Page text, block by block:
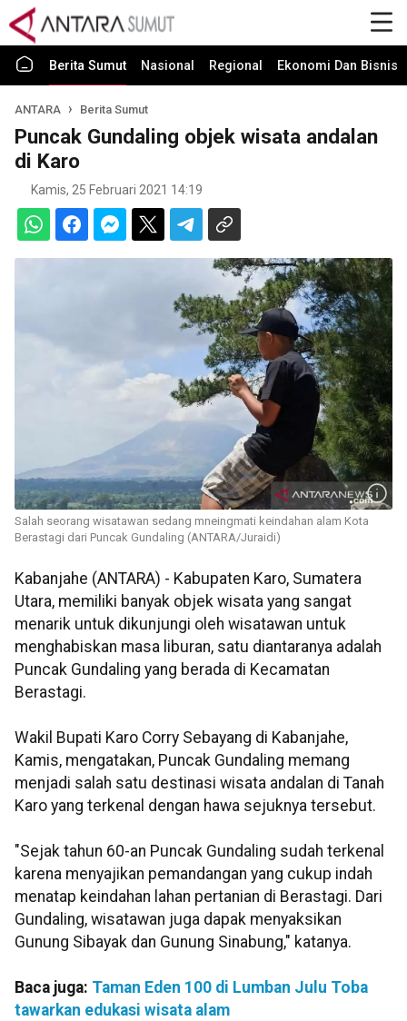
Berita Sumut Nasional Regional Ekonomi Dan Bisnis
ANTARA Berita Sumut
Puncak Gundaling objek wisata andalan
di Karo
Kamis, 25 Februari 2021 14:19
Salah seorang wisatawan sedang mneingmati keindahan alam Kota
Berastagi dari Puncak Gundaling (ANTARA/Juraidi)
Kabanjahe (ANTARA) - Kabupaten Karo, Sumatera
Utara, memiliki banyak objek wisata yang sangat
menarik untuk dikunjungi oleh wisatawan untuk
menghabiskan masa liburan, satu diantaranya adalah
Puncak Gundaling yang berada di Kecamatan
Berastagi.
Wakil Bupati Karo Corry Sebayang di Kabanjahe,
Kamis, mengatakan, Puncak Gundaling memang
menjadi salah satu destinasi wisata andalan di Tanah
Karo yang terkenal dengan hawa sejuknya tersebut.
"Sejak tahun 60-an Puncak Gundaling sudah terkenal
karena menyajikan pemandangan yang cukup indah
menatap keindahan lahan pertanian di Berastagi. Dari
Gundaling, wisatawan juga dapak menyaksikan
Gunung Sibayak dan Gunung Sinabung," katanya.
Baca juga: Taman Eden 100 di Lumban Julu Toba
tawarkan edukasi wisata alam